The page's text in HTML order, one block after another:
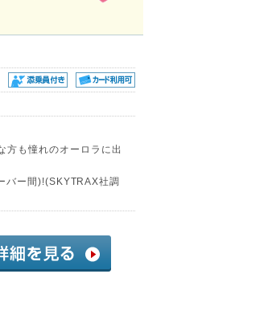
方も憧れのオーロラに出
バー間)!(SKYTRAX社調